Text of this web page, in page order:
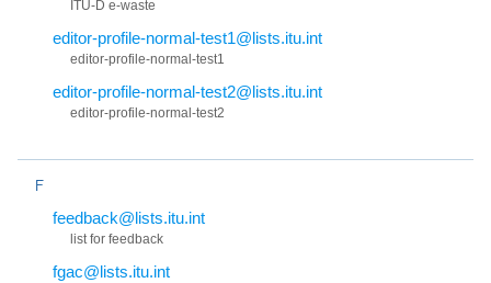
ITU-D e-waste
editor-profile-normal-test1@lists.itu.int
editor-profile-normal-test1
editor-profile-normal-test2@lists.itu.int
editor-profile-normal-test2
F
feedback@lists.itu.int
list for feedback
fgac@lists.itu.int